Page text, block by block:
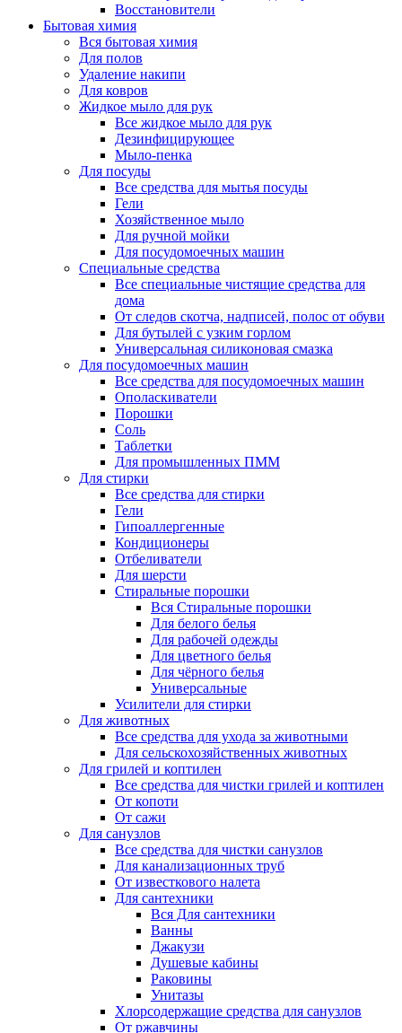
Восстановители
Бытовая химия
Вся бытовая химия
Для полов
Удаление накипи
Для ковров
Жидкое мыло для рук
Все жидкое мыло для рук
Дезинфицирующее
Мыло-пенка
Для посуды
Все средства для мытья посуды
Гели
Хозяйственное мыло
Для ручной мойки
Для посудомоечных машин
Специальные средства
Все специальные чистящие средства для
дома
От следов скотча, надписей, полос от обуви
Для бутылей с узким горлом
Универсальная силиконовая смазка
Для посудомоечных машин
Все средства для посудомоечных машин
Ополаскиватели
Порошки
Соль
Таблетки
Для промышленных ПММ
Для стирки
Все средства для стирки
Гели
Гипоаллергенные
Кондиционеры
Отбеливатели
Для шерсти
Стиральные порошки
Вся Стиральные порошки
Для белого белья
Для рабочей одежды
Для цветного белья
Для чёрного белья
Универсальные
Усилители для стирки
Для животных
Все средства для ухода за животными
Для сельскохозяйственных животных
Для грилей и коптилен
Все средства для чистки грилей и коптилен
От копоти
От сажи
Для санузлов
Все средства для чистки санузлов
Для канализационных труб
От известкового налета
Для сантехники
Вся Для сантехники
Ванны
Джакузи
Душевые кабины
Раковины
Унитазы
Хлорсодержащие средства для санузлов
От ржавчины